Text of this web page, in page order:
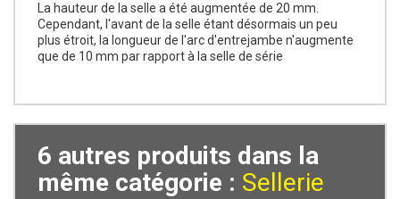
La hauteur de la selle a été augmentée de 20 mm.
Cependant, l'avant de la selle étant désormais un peu
plus étroit, la longueur de l'arc d'entrejambe n'augmente
que de 10 mm par rapport à la selle de série
6 autres produits dans la
même catégorie : Sellerie